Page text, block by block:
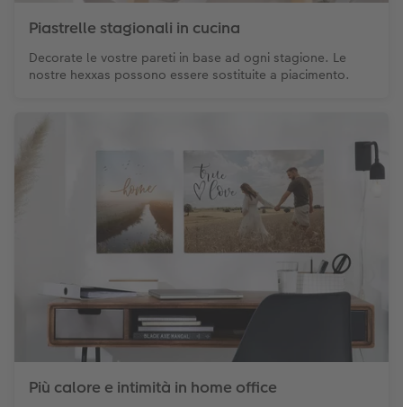
Piastrelle stagionali in cucina
Decorate le vostre pareti in base ad ogni stagione. Le
nostre hexxas possono essere sostituite a piacimento.
Più calore e intimità in home office